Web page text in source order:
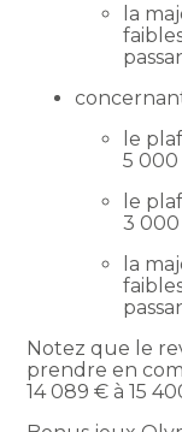
la
le
5 000
le
3 000
la
Notez que le
prendre en
14 089 € à 15